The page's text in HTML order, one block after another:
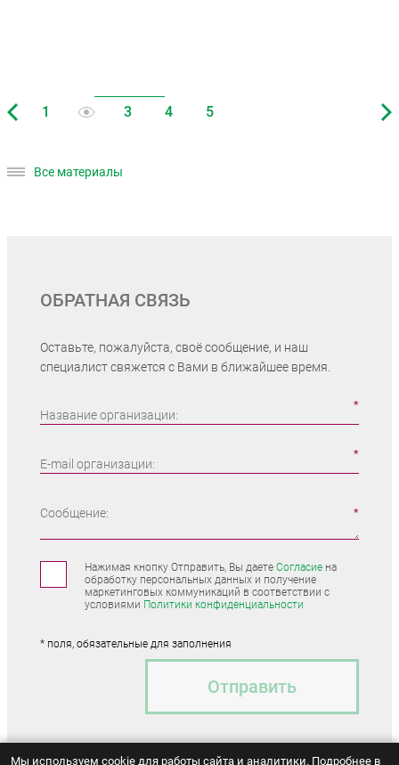
Все материалы
ОБРАТНАЯ СВЯЗЬ
Оставьте, пожалуйста, своё сообщение, и наш
специалист свяжется с Вами в ближайшее время.
Название организации:
E-mail организации:
Сообщение:
Нажимая кнопку Отправить, Вы даете Согласиена
обработку персональных данных и получение
маркетинговых коммуникаций в соответствии с
условиями Политики конфиденциальности
* поля, обязательные для заполнения
Отправить
Мы используем cookie для работы сайта и аналитики. Подробнее в